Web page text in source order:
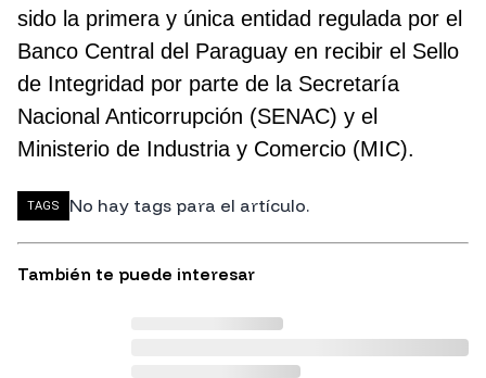
sido la primera y única entidad regulada por el
Banco Central del Paraguay en recibir el Sello
de Integridad por parte de la Secretaría
Nacional Anticorrupción (SENAC) y el
Ministerio de Industria y Comercio (MIC).
TAGS No hay tags para el artículo.
También te puede interesar